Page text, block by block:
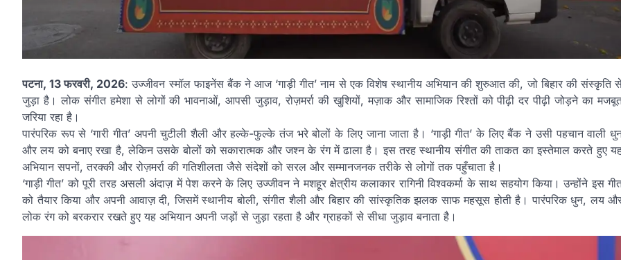
पटना, 13 फरवरी, 2026: उज्जीवन स्मॉल फाइनेंस बैंक ने आज ‘गाड़ी गीत’ नाम से एक विशेष स्थानीय अभियान की शुरुआत की, जो बिहार की संस्कृति
जुड़ा है। लोक संगीत हमेशा से लोगों की भावनाओं, आपसी जुड़ाव, रोज़मर्रा की खुशियों, मज़ाक और सामाजिक रिश्तों को पीढ़ी दर पीढ़ी जोड़ने का
जरिया रहा है।
पारंपरिक रूप से ‘गारी गीत’ अपनी चुटीली शैली और हल्के-फुल्के तंज भरे बोलों के लिए जाना जाता है। ‘गाड़ी गीत’ के लिए बैंक ने उसी पहचान वाली
और लय को बनाए रखा है, लेकिन उसके बोलों को सकारात्मक और जश्न के रंग में ढाला है। इस तरह स्थानीय संगीत की ताकत का इस्तेमाल करते हुए
अभियान सपनों, तरक्की और रोज़मर्रा की गतिशीलता जैसे संदेशों को सरल और सम्मानजनक तरीके से लोगों तक पहुँचाता है।
‘गाड़ी गीत’ को पूरी तरह असली अंदाज़ में पेश करने के लिए उज्जीवन ने मशहूर क्षेत्रीय कलाकार रागिनी विश्वकर्मा के साथ सहयोग किया। उन्होंने इस
को तैयार किया और अपनी आवाज़ दी, जिसमें स्थानीय बोली, संगीत शैली और बिहार की सांस्कृतिक झलक साफ महसूस होती है। पारंपरिक धुन, लय
लोक रंग को बरकरार रखते हुए यह अभियान अपनी जड़ों से जुड़ा रहता है और ग्राहकों से सीधा जुड़ाव बनाता है।